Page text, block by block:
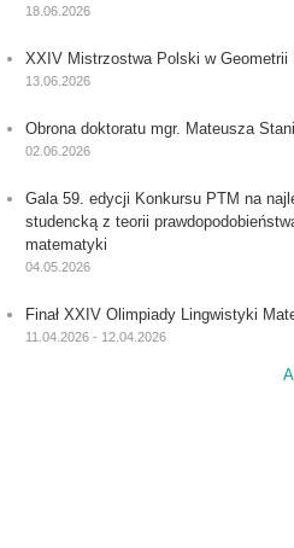
18.06.2026
XXIV Mistrzostwa Polski w Geometrii
13.06.2026
Obrona doktoratu mgr. Mateusza
02.06.2026
Gala 59. edycji Konkursu PTM na
studencką z teorii
matematyki
04.05.2026
Finał XXIV Olimpiady Lingwistyki
11.04.2026 - 12.04.2026